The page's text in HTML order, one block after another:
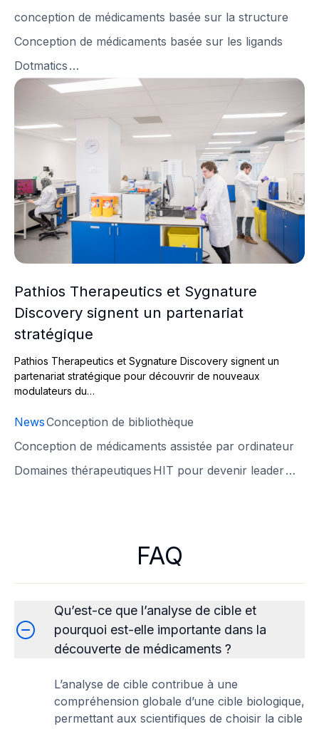
conception de médicaments basée sur la structure
Conception de médicaments basée sur les ligands
Dotmatics …
Pathios Therapeutics et Sygnature Discovery signent
Pathios Therapeutics et Sygnature
Discovery signent un partenariat
stratégique
Pathios Therapeutics et Sygnature Discovery signent un
partenariat stratégique pour découvrir de nouveaux
modulateurs du…
NewsConception de bibliothèque
Conception de médicaments assistée par ordinateur
Domaines thérapeutiques HIT pour devenir leader…
FAQ
Qu’est-ce que l’analyse de cible et
pourquoi est-elle importante dans la
découverte de médicaments ?
L’analyse de cible contribue à une
compréhension globale d’une cible biologique,
permettant aux scientifiques de choisir la cible